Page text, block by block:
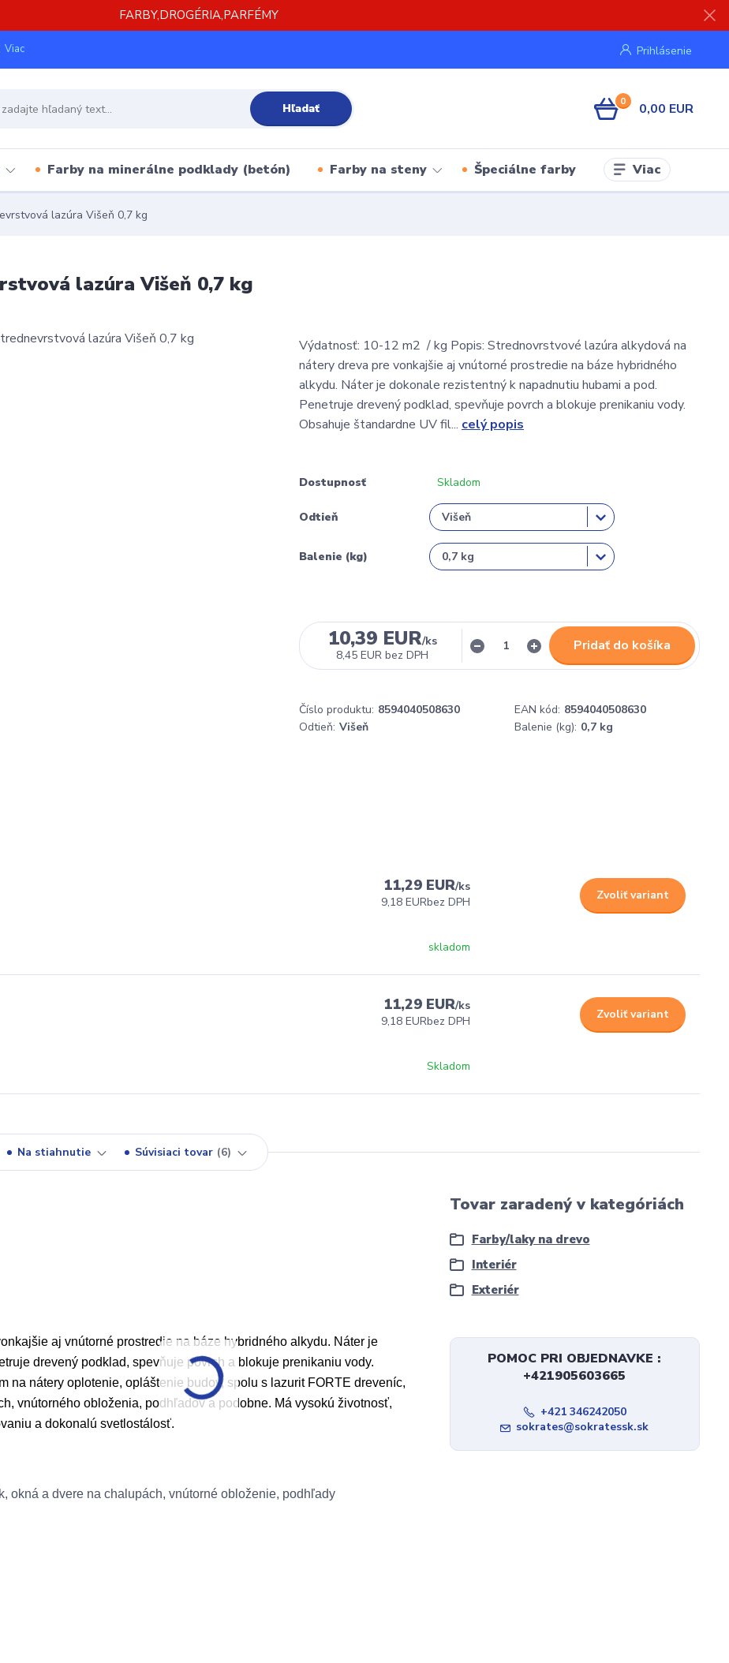
FARBY,DROGÉRIA,PARFÉMY
Viac Prihlásenie
Hľadať 0 0,00 EUR
Farby na minerálne podklady (betón) Farby na steny Špeciálne farby Viac
lazúra Višeň 0,7 kg
lazúra Višeň 0,7 kg
Výdatnosť: 10-12 m2 / kg Popis: Strednovrstvové lazúra alkydová na
nátery dreva pre vonkajšie aj vnútorné prostredie na báze hybridného
alkydu. Náter je dokonale rezistentný k napadnutiu hubami a pod.
Penetruje drevený podklad, spevňuje povrch a blokuje prenikaniu vody.
Obsahuje štandardne UV fil... celý popis
Dostupnosť Skladom
Odtieň
Balenie (kg)
10,39 EUR/ks
8,45 EUR bez DPH
Pridať do košíka
Číslo produktu: 8594040508630 EAN kód: 8594040508630
Odtieň: Višeň Balenie (kg): 0,7 kg
11,29 EUR/ks
9,18 EURbez DPH
skladom
Zvoliť variant
11,29 EUR/ks
9,18 EURbez DPH
Skladom
Zvoliť variant
Na stiahnutie Súvisiaci tovar 6
aj vnútorné prostredie na báze hybridného alkydu. Náter je
drevený podklad, spevňuje povrch a blokuje prenikaniu vody.
na nátery oplotenie, opláštenie budov, spolu s lazurit FORTE dreveníc,
vnútorného obloženia, podhľadov a podobne. Má vysokú životnosť,
a dokonalú svetlostálosť.
okná a dvere na chalupách, vnútorné obloženie, podhľady
Tovar zaradený v kategóriách
Farby/laky na drevo
Interiér
Exteriér
POMOC PRI OBJEDNAVKE :
+421905603665
+421 346242050
sokrates@sokratessk.sk